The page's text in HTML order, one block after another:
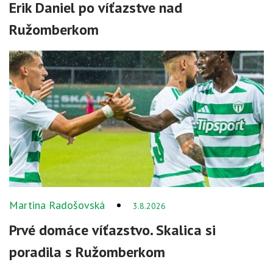
Erik Daniel po víťazstve nad
Ružomberkom
Martina Radošovská 3.8.2026
Prvé domáce víťazstvo. Skalica si
poradila s Ružomberkom